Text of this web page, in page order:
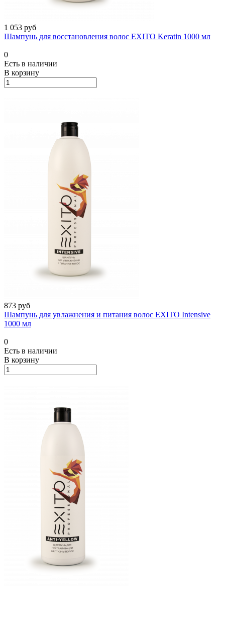
1 053 руб
Шампунь для восстановления волос EXITO Keratin 1000 мл
0
Есть в наличии
В корзину
873 руб
Шампунь для увлажнения и питания волос EXITO Intensive
1000 мл
0
Есть в наличии
В корзину